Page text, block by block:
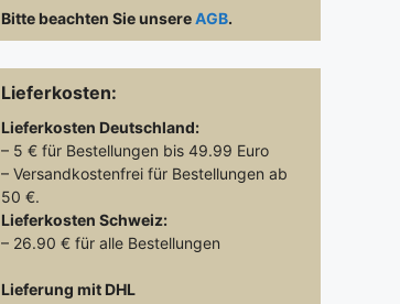
Bitte beachten Sie unsereAGB.
Lieferkosten:
Lieferkosten Deutschland:
– 5 € für Bestellungen bis 49.99 Euro
– Versandkostenfrei für Bestellungen ab
50 €.
Lieferkosten Schweiz:
– 26.90 € für alle Bestellungen
Lieferung mit DHL